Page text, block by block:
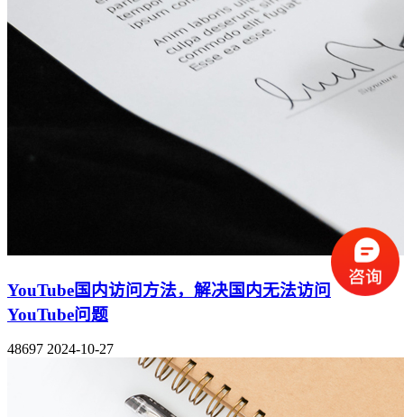
YouTube国内访问方法，解决国内无法访问
YouTube问题
48697 2024-10-27